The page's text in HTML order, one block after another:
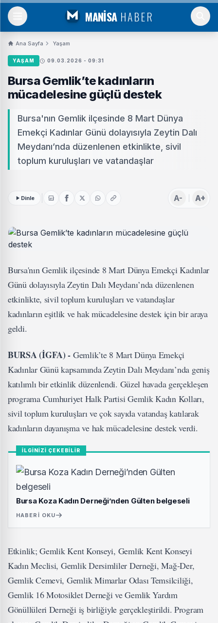
MANİSA HABER
Ana Sayfa Yaşam
YAŞAM 09.03.2026 - 09:31
Bursa Gemlik’te kadınların
mücadelesine güçlü destek
Bursa'nın Gemlik ilçesinde 8 Mart Dünya
Emekçi Kadınlar Günü dolayısıyla Zeytin Dalı
Meydanı’nda düzenlenen etkinlikte, sivil
toplum kuruluşları ve vatandaşlar
Dinle A- A+
Bursa'nın Gemlik ilçesinde 8 Mart Dünya Emekçi Kadınlar
Günü dolayısıyla Zeytin Dalı Meydanı’nda düzenlenen
etkinlikte, sivil toplum kuruluşları ve vatandaşlar
kadınların eşitlik ve hak mücadelesine destek için bir araya
geldi.
BURSA (İGFA) - Gemlik’te 8 Mart Dünya Emekçi
Kadınlar Günü kapsamında Zeytin Dalı Meydanı’nda geniş
katılımlı bir etkinlik düzenlendi. Güzel havada gerçekleşen
programa Cumhuriyet Halk Partisi Gemlik Kadın Kolları,
sivil toplum kuruluşları ve çok sayıda vatandaş katılarak
kadınların dayanışma ve hak mücadelesine destek verdi.
İLGİNİZİ ÇEKEBİLİR
Bursa Koza Kadın Derneği’nden Gülten belgeseli
HABERI OKU
Etkinlik; Gemlik Kent Konseyi, Gemlik Kent Konseyi
Kadın Meclisi, Gemlik Dersimliler Derneği, Mağ-Der,
Gemlik Cemevi, Gemlik Mimarlar Odası Temsilciliği,
Gemlik 16 Motosiklet Derneği ve Gemlik Yardım
Gönüllüleri Derneği iş birliğiyle gerçekleştirildi. Program